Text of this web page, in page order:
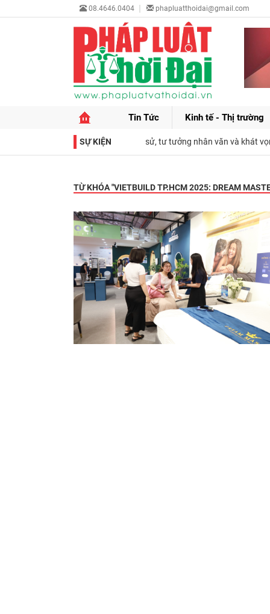
08.4646.0404 phapluatthoidai@gmail.com
Tin Tức Kinh tế - Thị trường
SỰ KIỆN
Fidel Castro Ruz: Tượng đài lịch sử, tư tưởng nhân văn và khát
TỪ KHÓA "VIETBUILD TP.HCM 2025: DREAM